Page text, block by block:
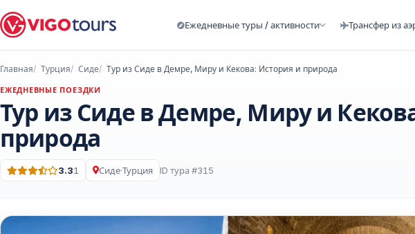
Ежедневные туры / активности Трансфер из
Главная Турция Сиде Тур из Сиде в Демре, Миру и Кекова: История и природа
ЕЖЕДНЕВНЫЕ ПОЕЗДКИ
Тур из Сиде в Демре, Миру и
природа
Оценка: 3.3 из 5 · 1 Отзывы
3.31 Сиде·Турция ID тура #315